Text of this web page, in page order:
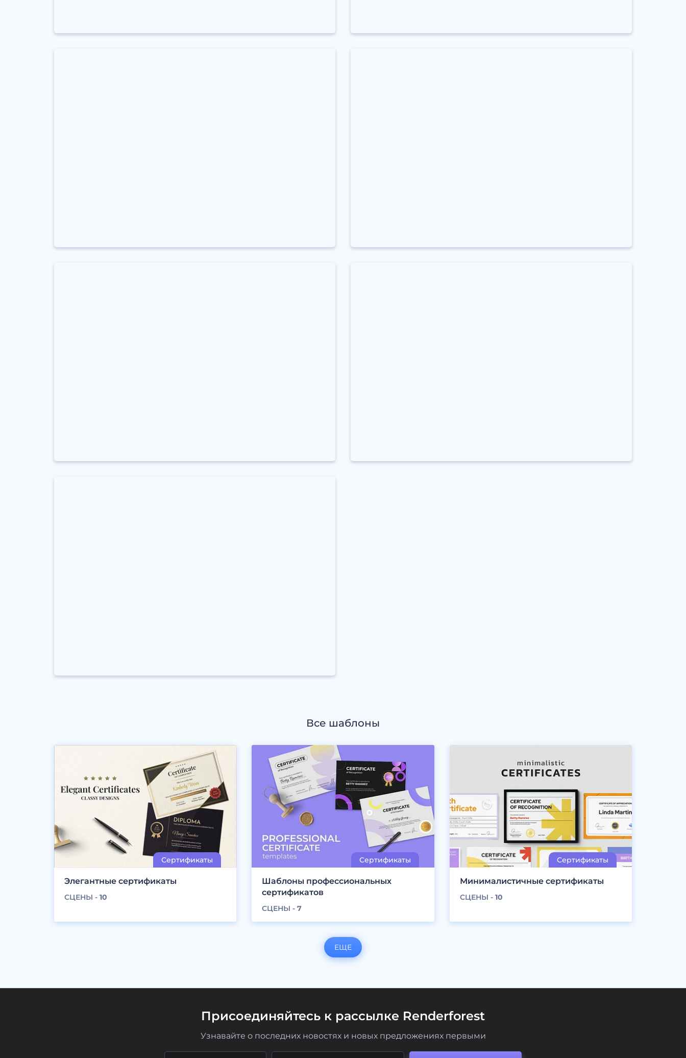
Все шаблоны
Элегантные сертификаты
СЦЕНЫ -10
Шаблоны профессиональных
сертификатов
СЦЕНЫ -7
Минималистичные сертификаты
СЦЕНЫ - 10
ЕЩЕ
Присоединяйтесь к рассылке Renderforest
Узнавайте о последних новостях и новых предложениях первыми